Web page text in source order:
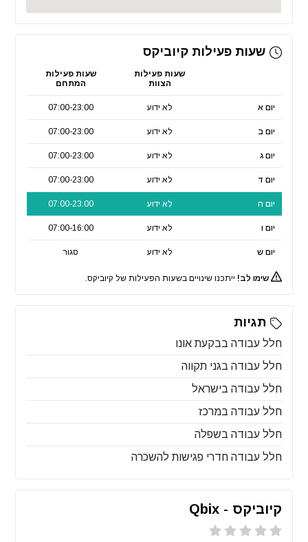
שעות פעילות קיוביקס
שעות פעילות
הצוות
שעות פעילות
המתחם
יום א לא ידוע 07:00-23:00
יום ב לא ידוע 07:00-23:00
יום ג לא ידוע 07:00-23:00
יום ד לא ידוע 07:00-23:00
יום ה לא ידוע 07:00-23:00
יום ו לא ידוע 07:00-16:00
יום ש לא ידוע סגור
שימו לב! ייתכנו שינויים בשעות הפעילות של קיוביקס.
תגיות
חלל עבודה בבקעת אונו
חלל עבודה בגני תקווה
חלל עבודה בישראל
חלל עבודה במרכז
חלל עבודה בשפלה
חלל עבודה חדרי פגישות להשכרה
קיוביקס - Qbix